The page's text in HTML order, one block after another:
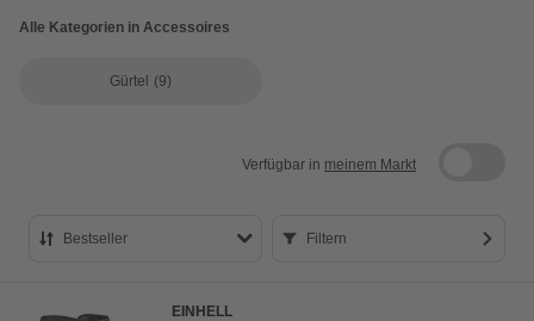
Alle Kategorien in Accessoires
Gürtel (9)
Verfügbar in meinem Markt
Bestseller Filtern
EINHELL